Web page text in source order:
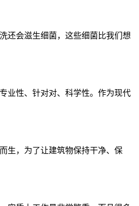
还会滋生细菌，这些细菌比我们想
业性、针对对、科学性。作为现代
生，为了让建筑物保持干净、保